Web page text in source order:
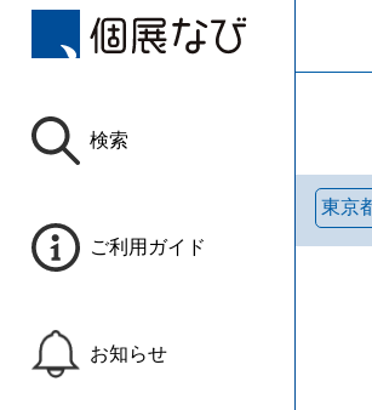
検索
ご利用ガイド
お知らせ
東京